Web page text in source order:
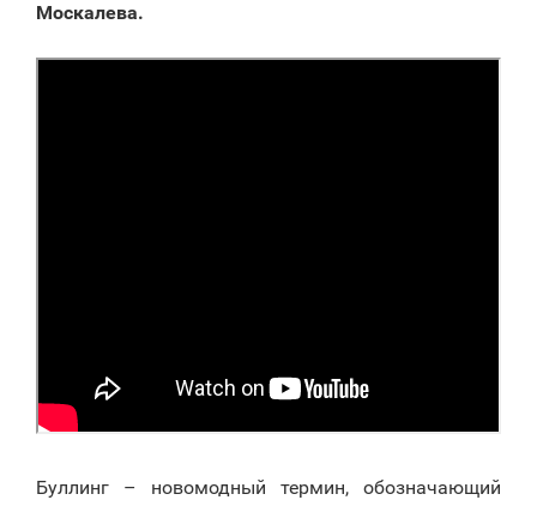
Москалева.
Буллинг – новомодный термин, обозначающий